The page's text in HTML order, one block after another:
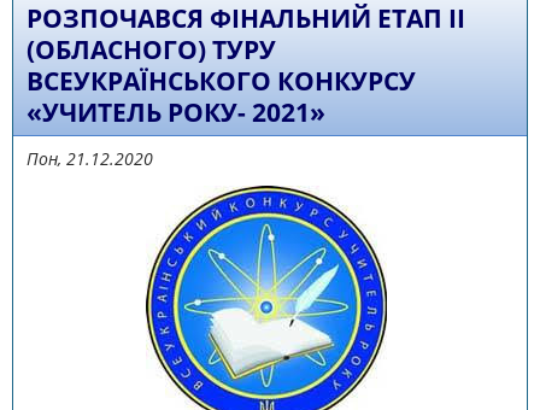
РОЗПОЧАВСЯ ФІНАЛЬНИЙ ЕТАП ІІ
(ОБЛАСНОГО) ТУРУ
ВСЕУКРАЇНСЬКОГО КОНКУРСУ
«УЧИТЕЛЬ РОКУ- 2021»
Пон, 21.12.2020